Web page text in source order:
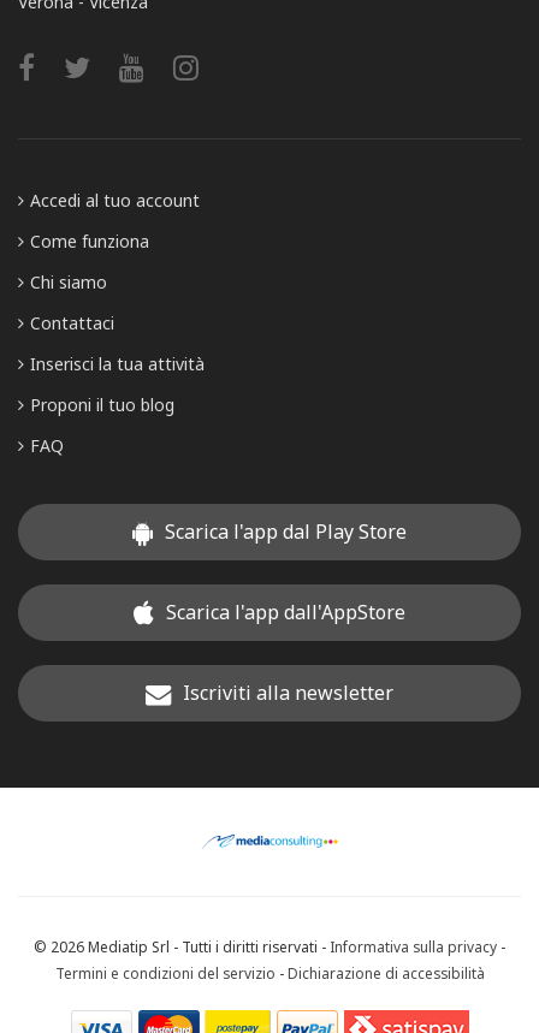
Accedi al tuo account
Come funziona
Chi siamo
Contattaci
Inserisci la tua attività
Proponi il tuo blog
FAQ
Scarica l'app dal Play Store
Scarica l'app dall'AppStore
Iscriviti alla newsletter
© 2026 Mediatip Srl - Tutti i diritti riservati - Informativa sulla privacy -
Termini e condizioni del servizio -Dichiarazione di accessibilità